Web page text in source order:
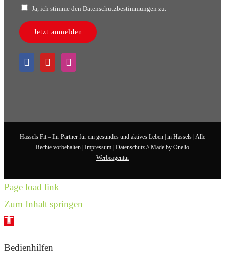
Ja, ich stimme den Datenschutzbestimmungen zu.
Jetzt anmelden
Hassels Fit – Ihr Partner für ein gesundes und aktives Leben | in Hassels | Alle
Rechte vorbehalten | Impressum Datenschutz // Made by Onelio
Werbeagentur
Page load link
Zum Inhalt springen
Werkzeugleiste
Bedienhilfen